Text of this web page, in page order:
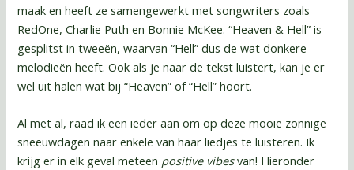
maak en heeft ze samengewerkt met songwriters zoals
RedOne, Charlie Puth en Bonnie McKee. “Heaven & Hell” is
gesplitst in tweeën, waarvan “Hell” dus de wat donkere
melodieën heeft. Ook als je naar de tekst luistert, kan je er
wel uit halen wat bij “Heaven” of “Hell” hoort.
Al met al, raad ik een ieder aan om op deze mooie zonnige
sneeuwdagen naar enkele van haar liedjes te luisteren. Ik
krijg er in elk geval meteen positive vibesvan! Hieronder